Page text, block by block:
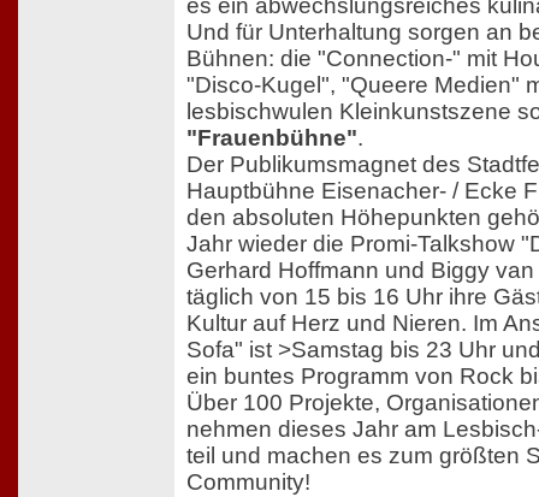
es ein abwechslungsreiches
Und für Unterhaltung sorgen an
Bühnen: die "Connection-" mit
"Disco-Kugel", "Queere Medien"
lesbischwulen Kleinkunstszene
"Frauenbühne".
Der Publikumsmagnet des
Hauptbühne Eisenacher- / Ecke
den absoluten Höhepunkten
Jahr wieder die Promi-Talkshow
Gerhard Hoffmann und Biggy
täglich von 15 bis 16 Uhr ihre
Kultur auf Herz und Nieren. Im
Sofa" ist >Samstag bis 23 Uhr
ein buntes Programm von Rock
Über 100 Projekte,
nehmen dieses Jahr am
teil und machen es zum größten
Community!